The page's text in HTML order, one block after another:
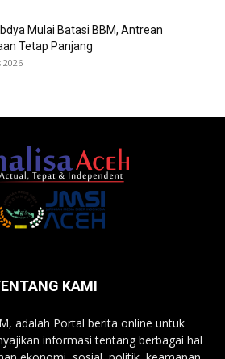
Mulai Batasi BBM, Antrean
Tetap Panjang
2026
KAMI
adalah Portal berita online untuk
informasi tentang berbagai hal